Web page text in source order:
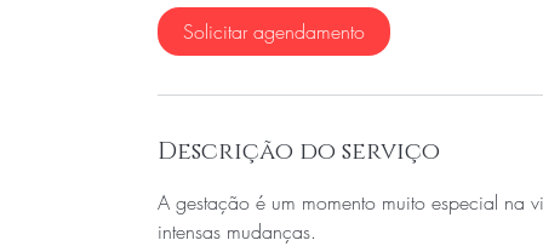
Solicitar agendamento
Descrição do serviço
A gestação é um momento muito especial na
intensas mudanças.